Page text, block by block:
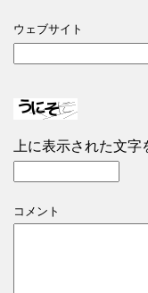
ウェブサイト
上に表示された文字
コメント